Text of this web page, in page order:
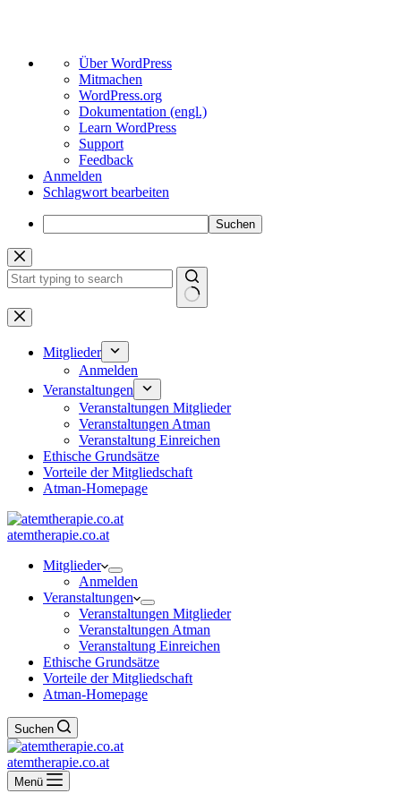
Über
WordPress
Über WordPress
Mitmachen
WordPress.org
Dokumentation (engl.)
Learn WordPress
Support
Feedback
Anmelden
Schlagwort bearbeiten
Suchen
Zum
Inhalt
springen
Keine
Ergebnisse
Mitglieder
Anmelden
Veranstaltungen
Veranstaltungen Mitglieder
Veranstaltungen Atman
Veranstaltung Einreichen
Ethische Grundsätze
Vorteile der Mitgliedschaft
Atman-Homepage
atemtherapie.co.at
Mitglieder
Anmelden
Veranstaltungen
Veranstaltungen Mitglieder
Veranstaltungen Atman
Veranstaltung Einreichen
Ethische Grundsätze
Vorteile der Mitgliedschaft
Atman-Homepage
Suchen
atemtherapie.co.at
Menü